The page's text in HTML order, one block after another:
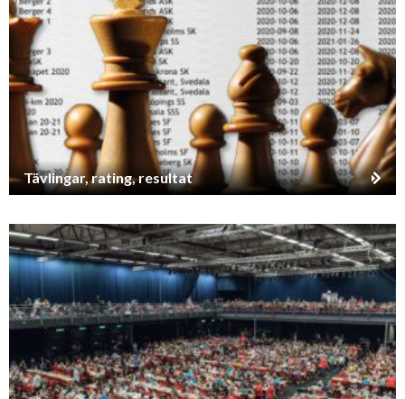
Tävlingar, rating, resultat